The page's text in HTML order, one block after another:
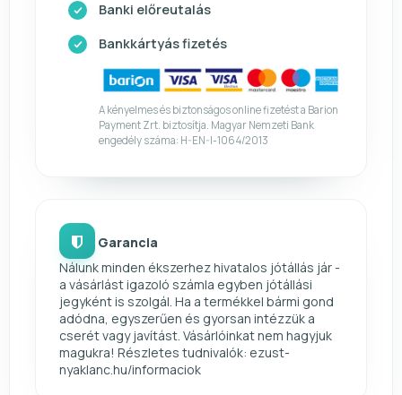
Banki előreutalás
Bankkártyás fizetés
A kényelmes és biztonságos online fizetést a Barion
Payment Zrt. biztosítja. Magyar Nemzeti Bank
engedély száma: H-EN-I-1064/2013
Garancia
Nálunk minden ékszerhez hivatalos jótállás jár -
a vásárlást igazoló számla egyben jótállási
jegyként is szolgál. Ha a termékkel bármi gond
adódna, egyszerűen és gyorsan intézzük a
cserét vagy javítást. Vásárlóinkat nem hagyjuk
magukra! Részletes tudnivalók: ezust-
nyaklanc.hu/informaciok